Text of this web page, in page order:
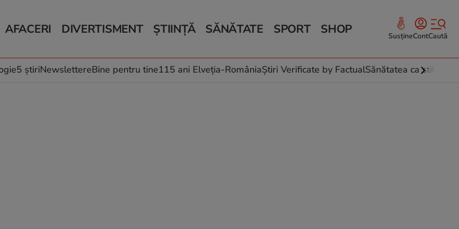
AFACERI
Auto
Locuri de muncă
DIVERTISMENT
Horoscop
Muzică și Filme
ȘTIINȚĂ
Schimbări climatice
SĂNĂTATE
Relații
Rețete culinare
SPORT SHOP SusțineContCaută
5 știriNewslettereBine pentru tine115 ani Elveția-RomâniaȘtiri Verificate by FactualSănătatea ca stil de